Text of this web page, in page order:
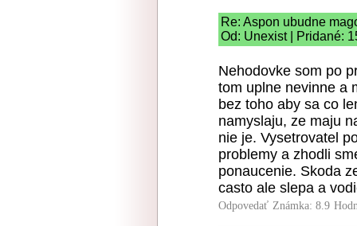
Re: Aspon ubudne
Od: Unexist | Pridané:
Nehodovke som po
tom uplne nevinne a
bez toho aby sa co
namyslaju, ze maju
nie je. Vysetrovatel
problemy a zhodli
ponaucenie. Skoda
casto ale slepa a
Odpovedať Známka: 8.9